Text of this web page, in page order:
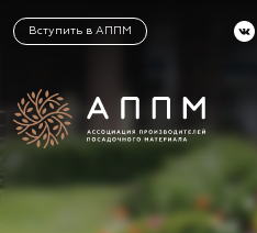
Вступить в АППМ